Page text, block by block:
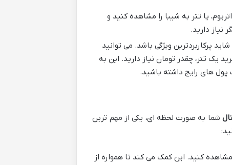
یا تتر به شیبا را مشاهده کنید و
نیاز دارید.
پرکاربردترین ویژگی باشد. می توانید
یک تتر، چقدر تومان نیاز دارید. این به
پول های رایج داشته باشید.
شما به صورت لحظه ای، یکی از مهم ترین
کنید. این کمک می کند تا همواره از